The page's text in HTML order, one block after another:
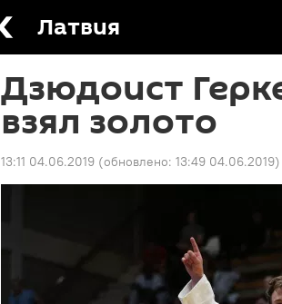
Латвия
Дзюдоист
взял золото
13:11 04.06.2019 (обновлено: 13:49 04.06.2019)